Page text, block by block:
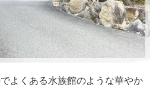
よくある水族館のような華やか